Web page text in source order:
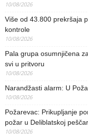
10/08/2026
Više od 43.800 prekršaja
kontrole
10/08/2026
Pala grupa osumnjičena
svi u pritvoru
10/08/2026
Narandžasti alarm: U
10/08/2026
Požarevac: Prikupljanje
požar u Deliblatskoj
10/08/2026